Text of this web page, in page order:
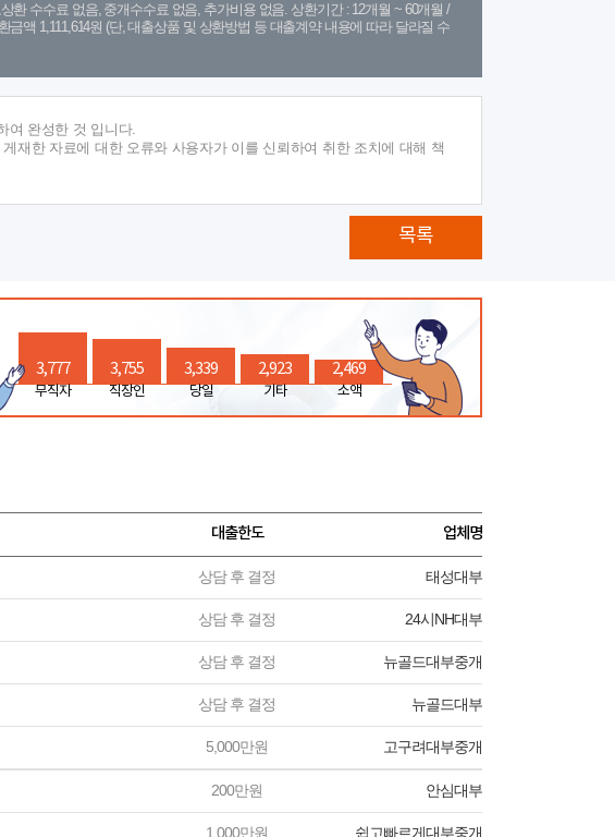
환 수수료 없음, 중개수수료 없음, 추가비용 없음. 상환기간 : 12개월 ~ 60개월 /
액 1,111,614원 (단, 대출상품 및 상환방법 등 대출계약 내용에 따라 달라질 수
여 완성한 것 입니다.
게재한 자료에 대한 오류와 사용자가 이를 신뢰하여 취한 조치에 대해 책
목록
3,777
무직자
3,755
직장인
3,339
당일
2,923
기타
2,469
소액
대출한도 업체명
상담 후 결정 태성대부
상담 후 결정 24시NH대부
상담 후 결정 뉴골드대부중개
상담 후 결정 뉴골드대부
5,000만원 고구려대부중개
200만원 안심대부
1,000만원 쉽고빠르게대부중개